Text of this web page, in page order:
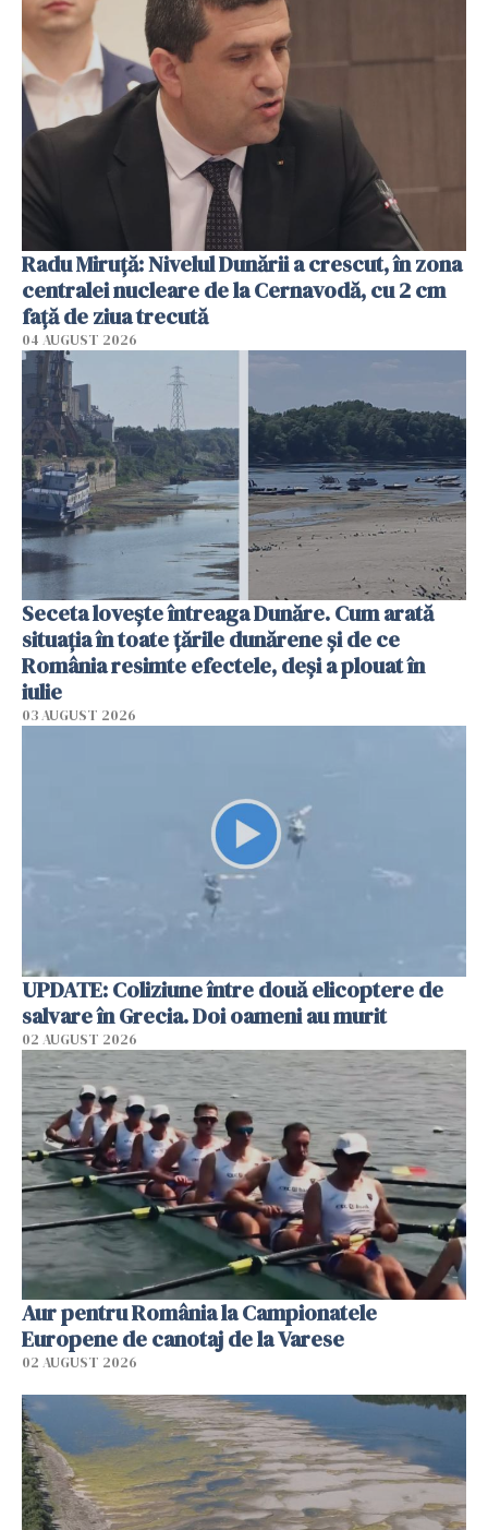
Radu Miruţă: Nivelul Dunării a crescut, în zona
centralei nucleare de la Cernavodă, cu 2 cm
faţă de ziua trecută
04 AUGUST 2026
Seceta lovește întreaga Dunăre. Cum arată
situația în toate țările dunărene și de ce
România resimte efectele, deși a plouat în
iulie
03 AUGUST 2026
UPDATE: Coliziune între două elicoptere de
salvare în Grecia. Doi oameni au murit
02 AUGUST 2026
Aur pentru România la Campionatele
Europene de canotaj de la Varese
02 AUGUST 2026